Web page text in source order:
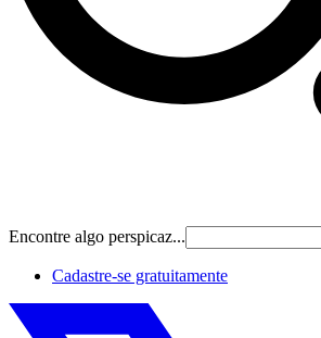
Encontre algo perspicaz...
Cadastre‐se gratuitamente